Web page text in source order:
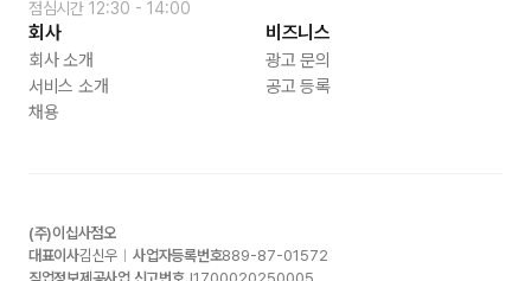
점심시간 12:30 - 14:00
회사
회사 소개
서비스 소개
채용
비즈니스
광고 문의
공고 등록
(주)이십사점오
대표이사김신우 사업자등록번호889-87-01572